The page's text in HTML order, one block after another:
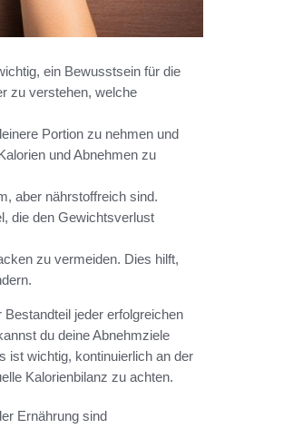
ein Bewusstsein für die
zu verstehen, welche
Portion zu nehmen und
und Abnehmen zu
aber nährstoffreich sind.
die den Gewichtsverlust
zu vermeiden. Dies hilft,
jeder erfolgreichen
du deine Abnehmziele
ist wichtig, kontinuierlich an der
Kalorienbilanz zu achten.
Ernährung sind